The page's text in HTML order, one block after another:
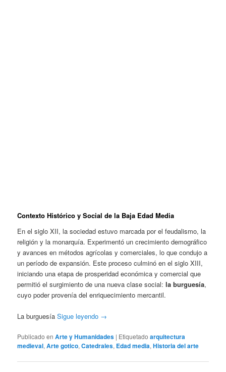
Contexto Histórico y Social de la Baja Edad Media
En el siglo XII, la sociedad estuvo marcada por el feudalismo, la
religión y la monarquía. Experimentó un crecimiento demográfico
y avances en métodos agrícolas y comerciales, lo que condujo a
un período de expansión. Este proceso culminó en el siglo XIII,
iniciando una etapa de prosperidad económica y comercial que
permitió el surgimiento de una nueva clase social:la burguesía,
cuyo poder provenía del enriquecimiento mercantil.
La burguesíaSigue leyendo →
Publicado en Arte y Humanidades | Etiquetado arquitectura
medieval,Arte gotico,Catedrales, Edad media,Historia del arte